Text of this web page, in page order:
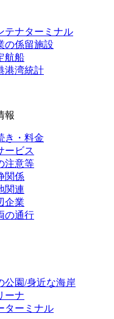
テナターミナル
の係留施設
航船
港湾統計
報
き・料金
ービス
注意等
関係
関連
企業
の通行
公園/身近な海岸
ーナ
ターミナル